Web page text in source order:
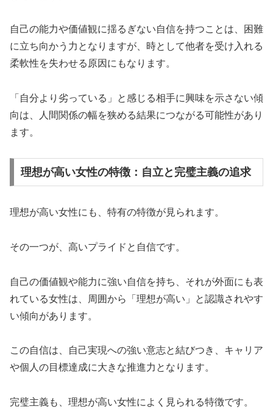
自己の能力や価値観に揺るぎない自信を持つことは、困難
に立ち向かう力となりますが、時として他者を受け入れる
柔軟性を失わせる原因にもなります。
「自分より劣っている」と感じる相手に興味を示さない傾
向は、人間関係の幅を狭める結果につながる可能性があり
ます。
理想が高い女性の特徴：自立と完璧主義の追求
理想が高い女性にも、特有の特徴が見られます。
その一つが、高いプライドと自信です。
自己の価値観や能力に強い自信を持ち、それが外面にも表
れている女性は、周囲から「理想が高い」と認識されやす
い傾向があります。
この自信は、自己実現への強い意志と結びつき、キャリア
や個人の目標達成に大きな推進力となります。
完璧主義も、理想が高い女性によく見られる特徴です。